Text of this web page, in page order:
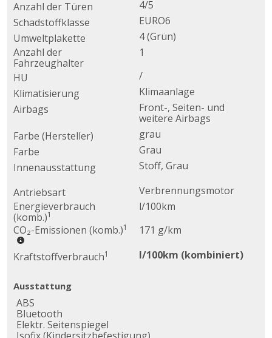
Anzahl der Türen
4/5
Schadstoffklasse
EURO6
Umweltplakette
4 (Grün)
Anzahl der
Fahrzeughalter
1
HU
/
Klimatisierung
Klimaanlage
Airbags
Front-, Seiten- und
weitere Airbags
Farbe (Hersteller)
grau
Farbe
Grau
Innenausstattung
Stoff, Grau
Antriebsart
Verbrennungsmotor
Energieverbrauch
(komb.)1
l/100km
CO₂-Emissionen (komb.)1
171 g/km
Kraftstoffverbrauch1 l/100km (kombiniert)
Ausstattung
ABS
Bluetooth
Elektr. Seitenspiegel